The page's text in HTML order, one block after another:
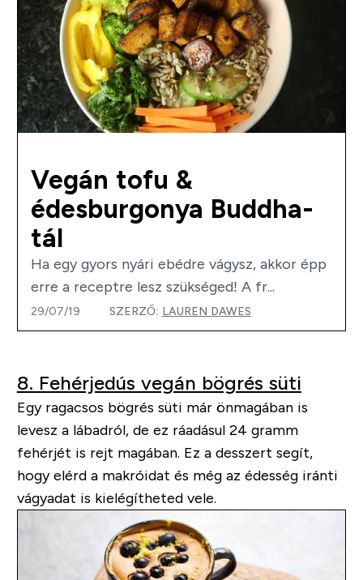
Vegán tofu &
édesburgonya Buddha-
tál
Ha egy gyors nyári ebédre vágysz, akkor épp
erre a receptre lesz szükséged! A fr...
29/07/19 SZERZŐ: LAUREN DAWES
8. Fehérjedús vegán bögrés süti
Egy ragacsos bögrés süti már önmagában is
levesz a lábadról, de ez ráadásul 24 gramm
fehérjét is rejt magában. Ez a desszert segít,
hogy elérd a makróidat és még az édesség iránti
vágyadat is kielégítheted vele.